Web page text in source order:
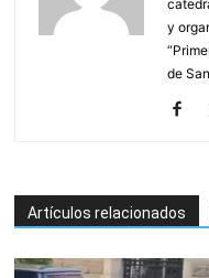
y
de
Artículos relacionados